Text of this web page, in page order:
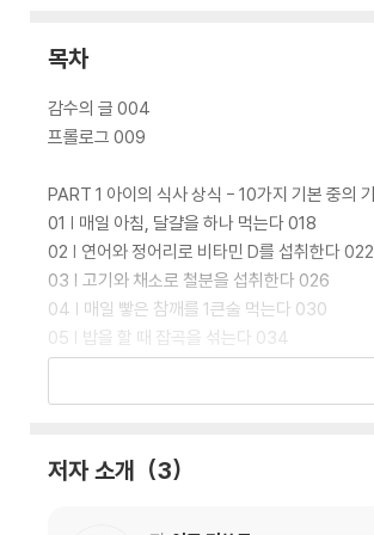
목차
감수의 글 004
프롤로그 009
PART 1 아이의 식사 상식 - 10가지 기본 중의
01 | 매일 아침, 달걀을 하나 먹는다 018
02 | 연어와 정어리로 비타민 D를 섭취한다 022
03 | 고기와 채소로 철분을 섭취한다 026
04 | 매일 빻은 참깨를 1큰술 먹는다 030
05 | 밥을 할 때 잡곡을 섞는다 034
06 | 마가린이나 버터 대신 올리브유를 사용한
10 | 가쓰오부시를 토핑으로 뿌린다 051
저자 소개 3